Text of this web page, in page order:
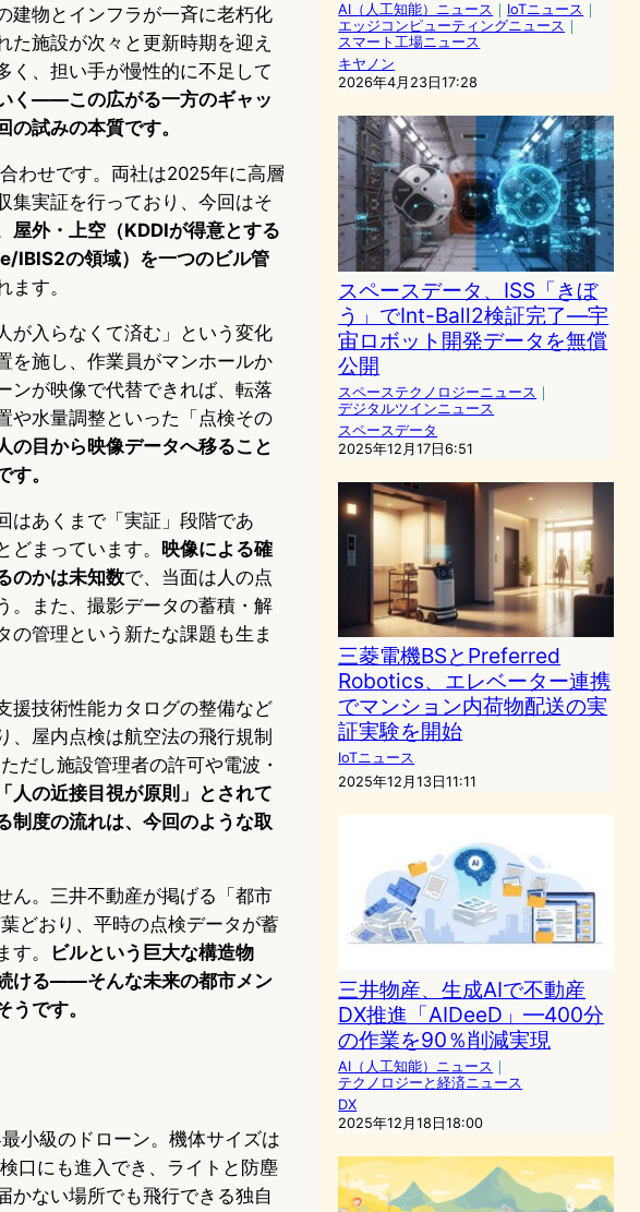
建物とインフラが一斉に老朽化
た施設が次々と更新時期を迎え
く、担い手が慢性的に不足して
く――この広がる一方のギャッ
試みの本質です。
わせです。両社は2025年に高層
集実証を行っており、今回はそ
屋外・上空（KDDIが得意とする
IBIS2の領域）を一つのビル管
す。
が入らなくて済む」という変化
を施し、作業員がマンホールか
ンが映像で代替できれば、転落
や水量調整といった「点検その
の目から映像データへ移ること
。
はあくまで「実証」段階であ
まっています。 映像による確
のかは未知数で、当面は人の点
。また、撮影データの蓄積・解
の管理という新たな課題も生ま
援技術性能カタログの整備など
、屋内点検は航空法の飛行規制
だし施設管理者の許可や電波・
「人の近接目視が原則」とされて
制度の流れは、今回のような取
ん。三井不動産が掲げる「都市
どおり、平時の点検データが蓄
。
ビルという巨大な構造物
ける――そんな未来の都市メン
です。
小級のドローン。機体サイズは
口にも進入でき、ライトと防塵
かない場所でも飛行できる独自
AI（人工知能）ニュース ｜ IoTニュース ｜
エッジコンピューティングニュース ｜
スマート工場ニュース
キヤノン
2026年4月23日17:28
スペースデータ、ISS「きぼ
う」でInt-Ball2検証完了—宇
宙ロボット開発データを無償
公開
スペーステクノロジーニュース ｜
デジタルツインニュース
スペースデータ
2025年12月17日6:51
三菱電機BSとPreferred
Robotics、エレベーター連携
でマンション内荷物配送の実
証実験を開始
IoTニュース
2025年12月13日11:11
三井物産、生成AIで不動産
DX推進「AIDeeD」—400分
の作業を90％削減実現
AI（人工知能）ニュース ｜
テクノロジーと経済ニュース
DX
2025年12月18日18:00